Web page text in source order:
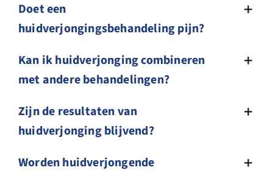
Doet een
huidverjongingsbehandeling pijn?
Kan ik huidverjonging combineren
met andere behandelingen?
Zijn de resultaten van
huidverjonging blijvend?
Worden huidverjongende